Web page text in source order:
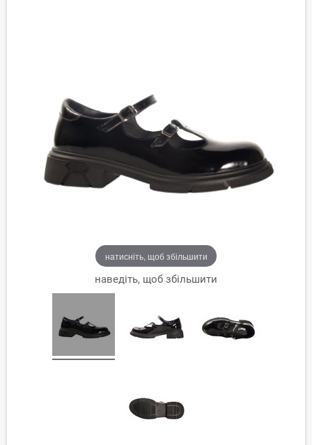
натисніть, щоб збільшити
наведіть, щоб збільшити